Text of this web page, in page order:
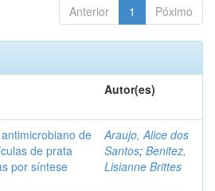
Anterior 1 Póximo
Autor(es)
de
de prata
por síntese
Araujo, Alice dos
Santos; Benitez,
Lisianne Brittes